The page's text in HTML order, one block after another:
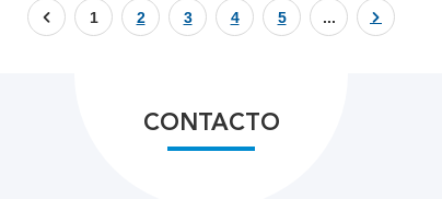
1 2 3 4 5 ...
CONTACTO